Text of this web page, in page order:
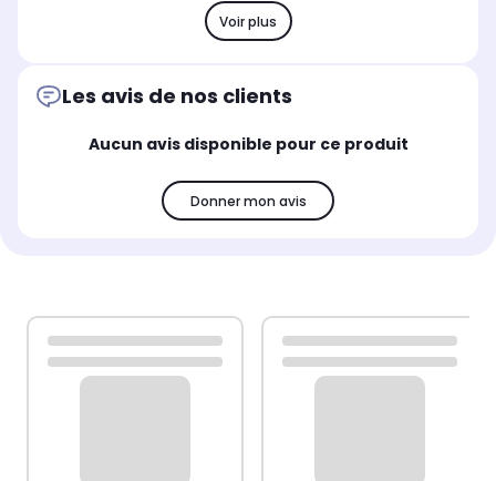
Voir plus
Les avis de nos clients
Aucun avis disponible pour ce produit
Donner mon avis